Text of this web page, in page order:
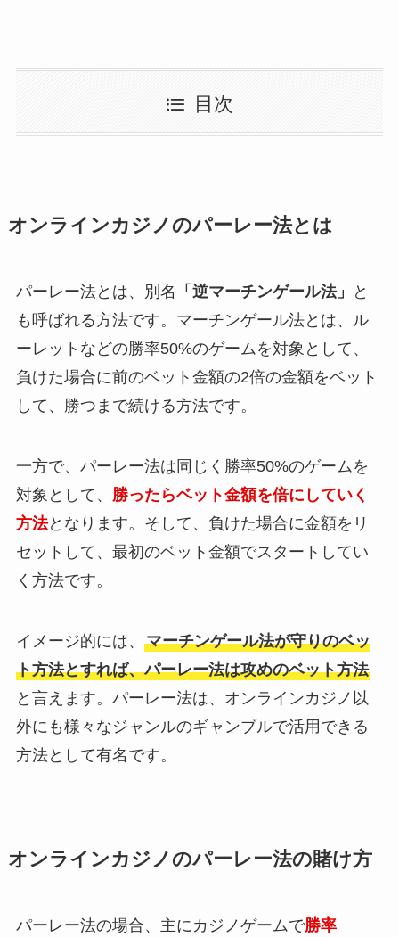
目次
オンラインカジノのパーレー法とは
パーレー法とは、別名 「逆マーチンゲール法」
と
も呼ばれる方法です。マーチンゲール法とは、ル
ーレットなどの勝率50%のゲームを対象として、
負けた場合に前のベット金額の2倍の金額をベット
して、勝つまで続ける方法です。
一方で、パーレー法は同じく勝率50%のゲームを
対象として、 勝ったらベット金額を倍にしていく
方法となります。そして、負けた場合に金額をリ
セットして、最初のベット金額でスタートしてい
く方法です。
イメージ的には、 マーチンゲール法が守りのベッ
ト方法とすれば、パーレー法は攻めのベット方法
と言えます。パーレー法は、オンラインカジノ以
外にも様々なジャンルのギャンブルで活用できる
方法として有名です。
オンラインカジノのパーレー法の賭け方
パーレー法の場合、主にカジノゲームで勝率